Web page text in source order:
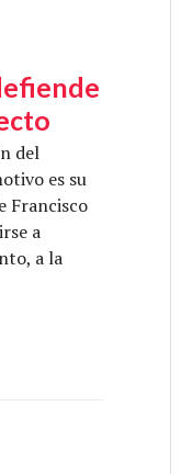
del
es su
Francisco
a
a la
la democracia?